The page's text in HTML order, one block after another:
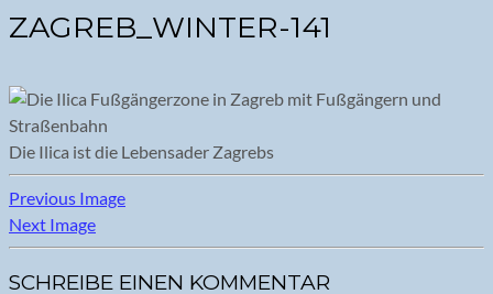
ZAGREB_WINTER-141
Die Ilica ist die Lebensader Zagrebs
Previous Image
Next Image
SCHREIBE EINEN KOMMENTAR